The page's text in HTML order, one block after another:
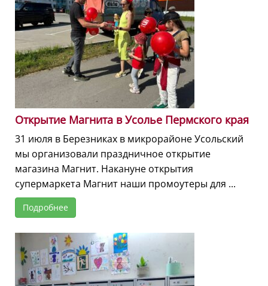
Открытие Магнита в Усолье Пермского края
31 июля в Березниках в микрорайоне Усольский
мы организовали праздничное открытие
магазина Магнит. Накануне открытия
супермаркета Магнит наши промоутеры для ...
Подробнее